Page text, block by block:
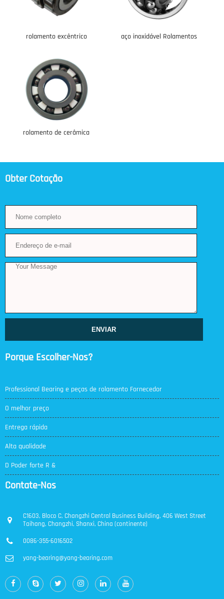
rolamento excêntrico aço inoxidável Rolamentos
rolamento de cerâmica
Obter Cotação
ENVIAR
Porque Escolher-Nos?
Professional Bearing e peças de rolamento Fornecedor
O melhor preço
Entrega rápida
Alta qualidade
D Poder forte R &
Contate-Nos
C1603, Bloco C, Changzhi Central Business Building, 406 West Street
Taihang, Changzhi, Shanxi, China (continente)
0086-355-6016502
yang-bearing@yang-bearing.com